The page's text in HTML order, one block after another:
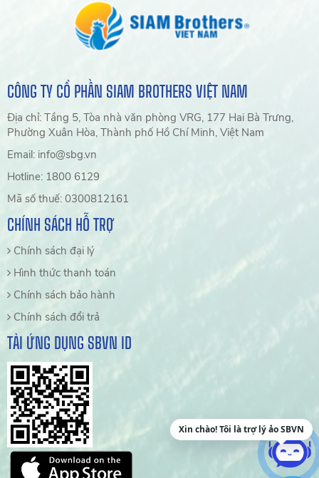
CÔNG TY CỔ PHẦN SIAM BROTHERS VIỆT NAM
Địa chỉ: Tầng 5, Tòa nhà văn phòng VRG, 177 Hai Bà Trưng,
Phường Xuân Hòa, Thành phố Hồ Chí Minh, Việt Nam
Email: info@sbg.vn
Hotline: 1800 6129
Mã số thuế: 0300812161
CHÍNH SÁCH HỖ TRỢ
Chính sách đại lý
Hình thức thanh toán
Chính sách bảo hành
Chính sách đổi trả
TẢI ỨNG DỤNG SBVN ID
Xin chào! Tôi là trợ lý ảo SBVN